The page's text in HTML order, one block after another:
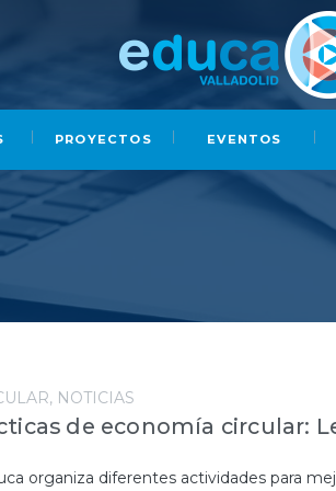
PROYECTOS EVENTOS
NOTICIAS
de economía circular:
organiza diferentes actividades para